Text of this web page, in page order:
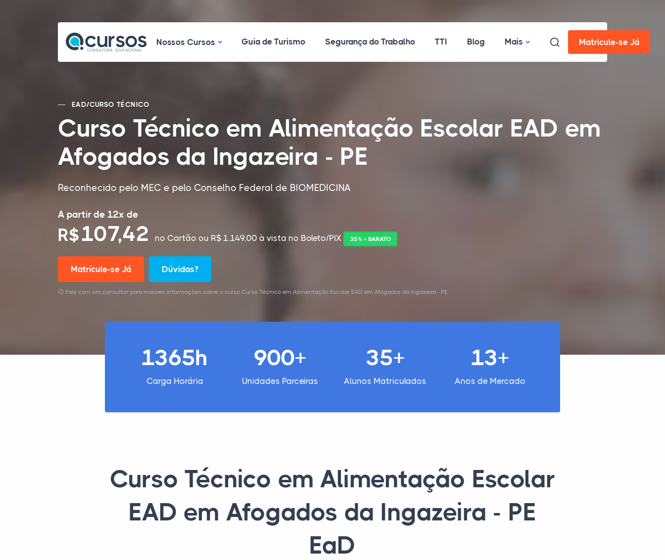
Nossos CursosNossos Cursos
Guia de Turismo Segurança do Trabalho TTI Blog Mais Matricule-se Já
EAD/CURSO TÉCNICO
Curso Técnico em Alimentação Escolar EAD em
Afogados da Ingazeira - PE
Reconhecido pelo MEC e pelo Conselho Federal de BIOMEDICINA
A partir de 12x de
R$107,42 no Cartão ou R$ 1.149,00 à vista no Boleto/PIX 35% + BARATO
Matrícule-se Já Dúvidas?
Fale com um consultor para maiores informações sobre o curso Curso Técnico em Alimentação Escolar EAD em Afogados da Ingazeira - PE.
1365h
Carga Horária
900+
Unidades Parceiras
35+
Alunos Matriculados
13+
Anos de Mercado
Curso Técnico em Alimentação Escolar
EAD em Afogados da Ingazeira - PE
EaD